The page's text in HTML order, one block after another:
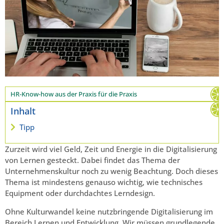
HR-Know-how aus der Praxis für die Praxis
Inhalt
Tipp
Zurzeit wird viel Geld, Zeit und Energie in die Digitalisierung
von Lernen gesteckt. Dabei findet das Thema der
Unternehmenskultur noch zu wenig Beachtung. Doch dieses
Thema ist mindestens genauso wichtig, wie technisches
Equipment oder durchdachtes Lerndesign.
Ohne Kulturwandel keine nutzbringende Digitalisierung im